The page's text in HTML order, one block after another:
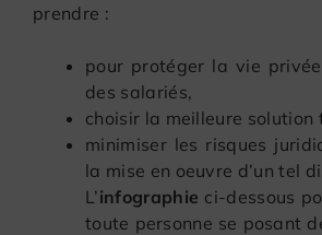
prendre :
pour protéger la vie
des salariés,
choisir la meilleure solution
minimiser les risques
la mise en oeuvre d’un tel
L’infographie ci-dessous
toute personne se posant